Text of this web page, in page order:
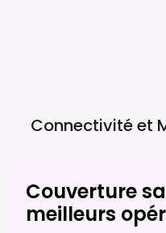
Connectivité et
Couverture
meilleurs